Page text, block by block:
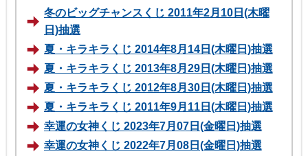
冬のビッグチャンスくじ 2011年2月10日(木曜
日)抽選
夏・キラキラくじ 2014年8月14日(木曜日)抽選
夏・キラキラくじ 2013年8月29日(木曜日)抽選
夏・キラキラくじ 2012年8月30日(木曜日)抽選
夏・キラキラくじ 2011年9月11日(木曜日)抽選
幸運の女神くじ 2023年7月07日(金曜日)抽選
幸運の女神くじ 2022年7月08日(金曜日)抽選